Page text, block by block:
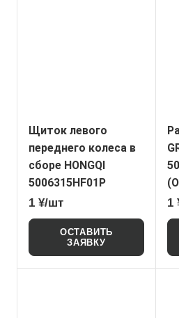
Щиток левого
переднего колеса в
сборе HONGQI
5006315HF01P
1 ¥/шт
ОСТАВИТЬ
ЗАЯВКУ
1